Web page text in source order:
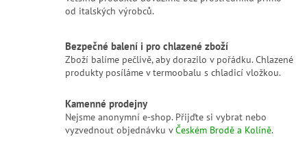
v
i
s
u
od italských výrobců.
Bezpečné balení i pro chlazené zboží
Zboží balíme pečlivě, aby dorazilo v pořádku. Chlazené
produkty posíláme v termoobalu s chladicí vložkou.
Kamenné prodejny
Nejsme anonymní e-shop. Přijďte si vybrat nebo
vyzvednout objednávku vČeském Brodě a Kolíně.